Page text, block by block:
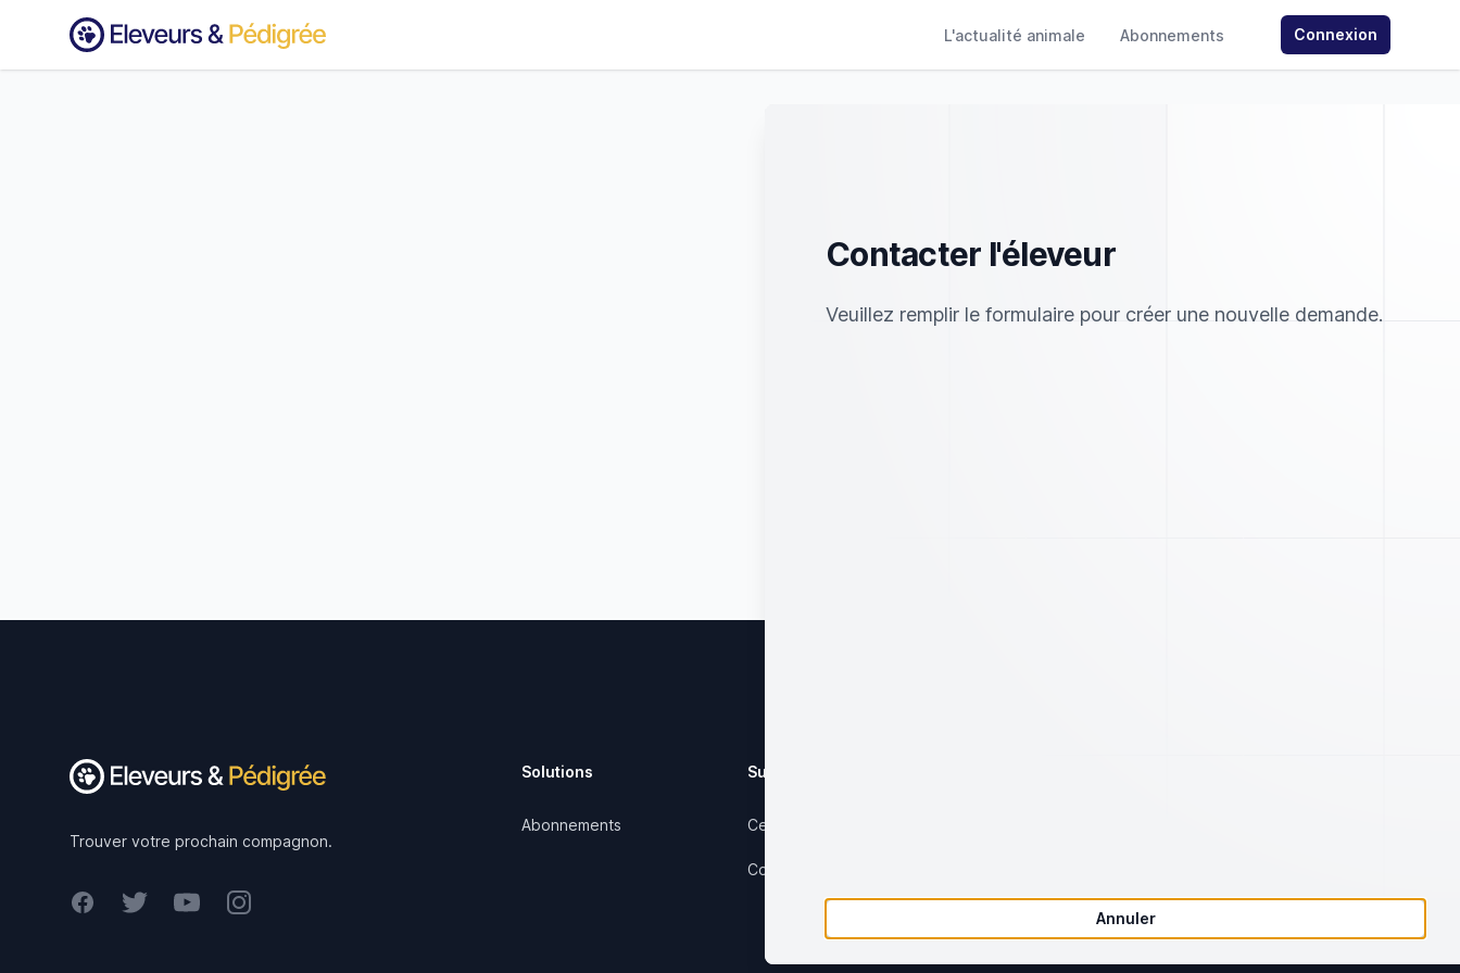
L'actualité animale Abonnements Connexion
Contacter l'éleveur
Veuillez remplir le formulaire pour créer une nouvelle demande.
Annuler
Trouver votre prochain compagnon.
FacebookTwitterYoutubeInstagram
Solutions
Abonnements
Support
Centre d'aide
Contactez-nous